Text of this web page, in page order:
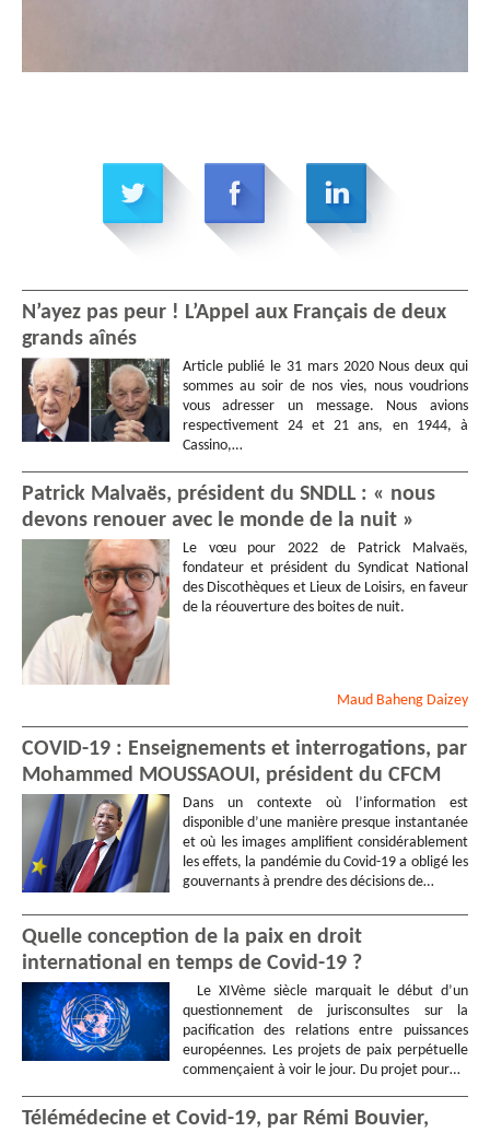
N’ayez pas peur ! L’Appel aux Français de deux
grands aînés
Article publié le 31 mars 2020 Nous deux qui
sommes au soir de nos vies, nous voudrions
vous adresser un message. Nous avions
respectivement 24 et 21 ans, en 1944, à
Cassino,…
Patrick Malvaës, président du SNDLL : « nous
devons renouer avec le monde de la nuit »
Le vœu pour 2022 de Patrick Malvaës,
fondateur et président du Syndicat National
des Discothèques et Lieux de Loisirs, en faveur
de la réouverture des boites de nuit.
Maud Baheng Daizey
COVID-19 : Enseignements et interrogations, par
Mohammed MOUSSAOUI, président du CFCM
Dans un contexte où l’information est
disponible d’une manière presque instantanée
et où les images amplifient considérablement
les effets, la pandémie du Covid-19 a obligé les
gouvernants à prendre des décisions de…
Quelle conception de la paix en droit
international en temps de Covid-19 ?
Le XIVème siècle marquait le début d’un
questionnement de jurisconsultes sur la
pacification des relations entre puissances
européennes. Les projets de paix perpétuelle
commençaient à voir le jour. Du projet pour…
Télémédecine et Covid-19, par Rémi Bouvier,